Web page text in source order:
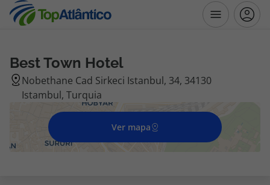
Destinos
Voos
Best Town Hotel
Nobethane Cad Sirkeci Istanbul, 34, 34130
Istambul, Turquia
Ver mapa